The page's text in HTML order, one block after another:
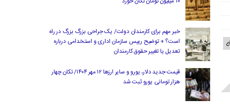
خبر مهم برای کارمندان دولت/ یک جراحی بزرگ بزرگ در راه
است؟ + توضیح رییس سازمان اداری و استخدامی درباره
تعدیل یا تغییر حقوق کارمندان
قیمت جدید دلار، یورو و سایر ارزها ۱۲ مهر ۱۴۰۴/ تکان چهار
هزار تومانی یورو ثبت شد